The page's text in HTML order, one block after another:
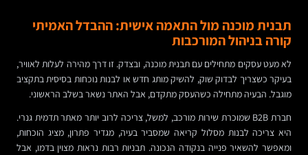
תבנית מוכנה מול התאמה אישית: ההבדל האמיתי
קורה בניהול המורכבות
לא מעט עסקים מתחילים עם תבנית מוכנה, ובצדק. זו דרך מהירה לעלות לאוויר,
בעיקר כשצריך לבדוק שוק, להשיק מותג חדש או לבנות נוכחות בסיסית בתקציב
מוגבל. הבעיה מתחילה כשהעסק מתקדם, אבל האתר נשאר בשלב הראשוני.
חברת B2B שמוכרת שירות מורכב, למשל, צריכה לרוב יותר מאתר תדמית גנרי.
היא צריכה לבנות מסלול קריאה שמסביר בעיה, מגדיר פתרון, מציג הוכחות,
ומאפשר להשאיר פנייה בנקודה הנכונה. תבניות רבות נראות מצוין בדמו, אבל